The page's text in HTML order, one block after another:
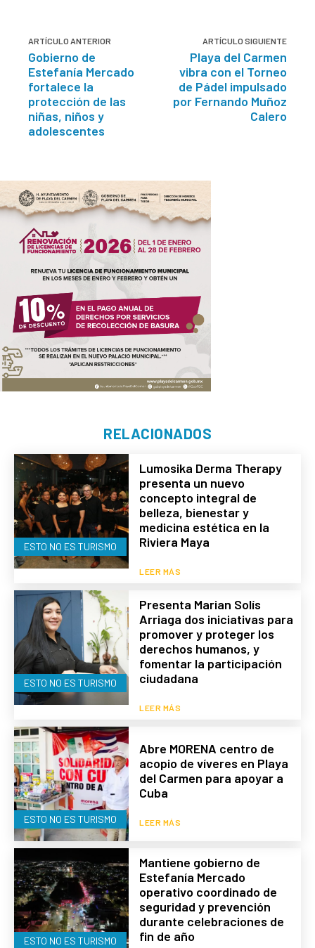
RELACIONADOS
ESTO NO ES TURISMO
Lumosika Derma Therapy
presenta un nuevo
concepto integral de
belleza, bienestar y
medicina estética en la
Riviera Maya
LEER MÁS
ESTO NO ES TURISMO
Presenta Marian Solís
Arriaga dos iniciativas para
promover y proteger los
derechos humanos, y
fomentar la participación
ciudadana
LEER MÁS
ESTO NO ES TURISMO
Abre MORENA centro de
acopio de víveres en Playa
del Carmen para apoyar a
Cuba
LEER MÁS
ESTO NO ES TURISMO
Mantiene gobierno de
Estefanía Mercado
operativo coordinado de
seguridad y prevención
durante celebraciones de
fin de año
ARTÍCULO ANTERIOR
Gobierno de
Estefanía Mercado
fortalece la
protección de las
niñas, niños y
adolescentes
ARTÍCULO SIGUIENTE
Playa del Carmen
vibra con el Torneo
de Pádel impulsado
por Fernando Muñoz
Calero